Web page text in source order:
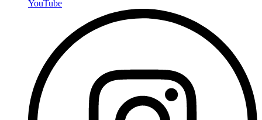
YouTube